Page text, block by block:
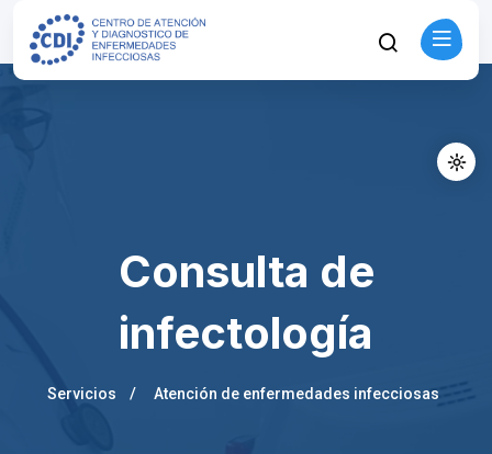
Consulta de
infectología
Servicios Atención de enfermedades infecciosas